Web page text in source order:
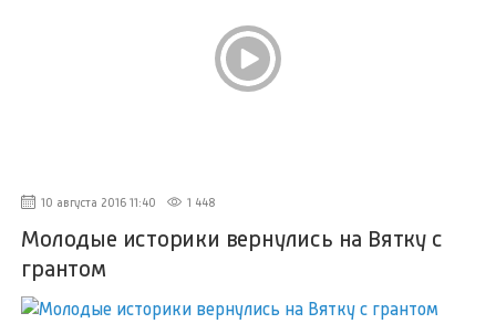
10 августа 2016 11:40 1 448
Молодые историки вернулись на Вятку с
грантом